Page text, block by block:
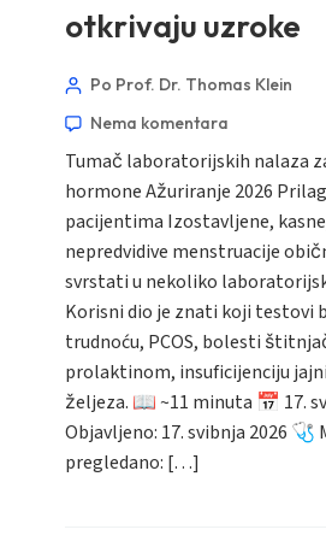
otkrivaju uzroke
Po Prof. Dr. Thomas Klein
Nema komentara
Tumač laboratorijskih nalaza
hormone Ažuriranje 2026
pacijentima Izostavljene,
nepredvidive menstruacije
svrstati u nekoliko
Korisni dio je znati koji testovi
trudnoću, PCOS, bolesti
prolaktinom, insuficijenciju
željeza. 📖 ~11 minuta 📅 17.
Objavljeno: 17. svibnja 2026 🩺
pregledano: […]